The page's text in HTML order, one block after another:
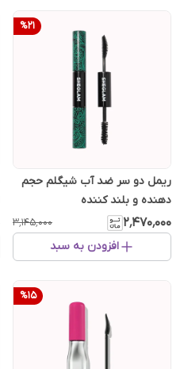
%21
ریمل دو سر ضد آب شیگلم حجم
دهنده و بلند کننده
۲٬۴۷۰٬۰۰۰ ۳٬۱۴۵٬۰۰۰
افزودن به سبد
%15